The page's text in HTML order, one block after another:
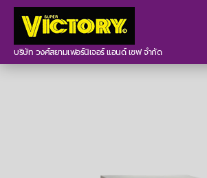
บริษัท วงศ์สยามเฟอร์นิเจอร์ แอนด์ เซฟ จำกัด